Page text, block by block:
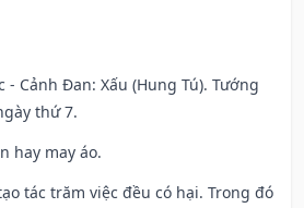
- Cảnh Đan: Xấu (Hung Tú). Tướng
thứ 7.
hay may áo.
tác trăm việc đều có hại. Trong đó